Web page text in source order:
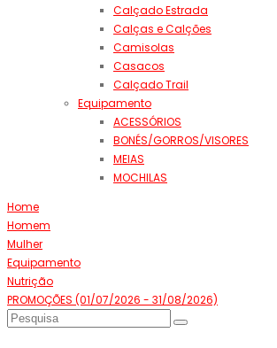
Calçado Estrada
Calças e Calções
Camisolas
Casacos
Calçado Trail
Equipamento
ACESSÓRIOS
BONÉS/GORROS/VISORES
MEIAS
MOCHILAS
Home
Homem
Mulher
Equipamento
Nutrição
PROMOÇÕES (01/07/2026 - 31/08/2026)